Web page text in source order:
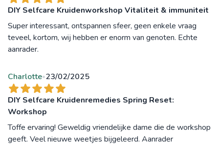
DIY Selfcare Kruidenworkshop Vitaliteit & immuniteit
Super interessant, ontspannen sfeer, geen enkele vraag
teveel, kortom, wij hebben er enorm van genoten. Echte
aanrader.
Charlotte•23/02/2025
DIY Selfcare Kruidenremedies Spring Reset:
Workshop
Toffe ervaring! Geweldig vriendelijke dame die de workshop
geeft. Veel nieuwe weetjes bijgeleerd. Aanrader